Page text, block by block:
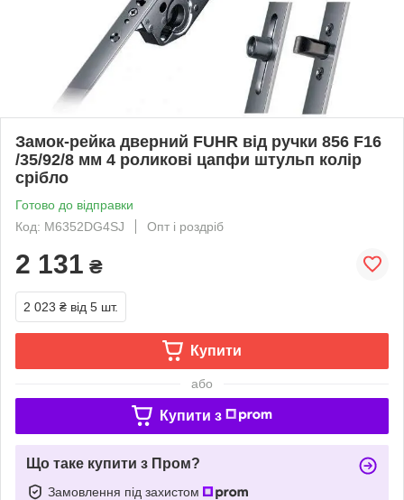
Замок-рейка дверний FUHR від ручки 856 F16
/35/92/8 мм 4 роликові цапфи штульп колір
срібло
Готово до відправки
Код: M6352DG4SJ
Опт і роздріб
2 131 ₴
2 023 ₴ від 5 шт.
Купити
або
Купити з
Що таке купити з Пром?
Замовлення під захистом